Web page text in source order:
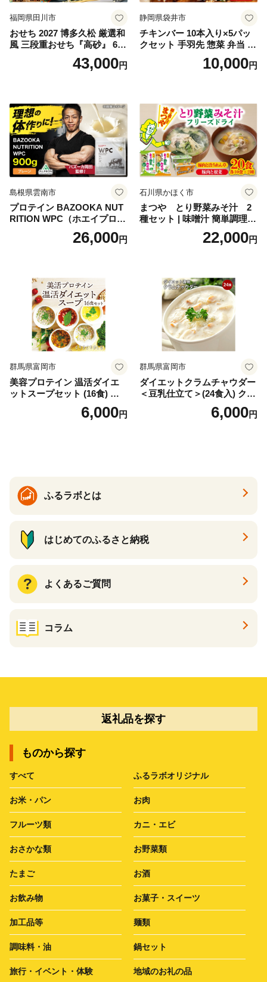
福岡県田川市
おせち 2027 博多久松 厳選和
風 三段重おせち『高砂』 6.5
寸 3段重 2～3人前 おせち料
理 重箱 お正月 冷凍おせち 縁
ち 本格おせち おせち予約 年
末 年始 お取り寄せ 新春 贅沢
おせち こだわりおせち 惣菜
老舗おせち ふるさと納税お
せち 御節 お節料理 正月 調理
不要 おせち料理2027
43,000円
静岡県袋井市
チキンバー 10本入り×5パッ
クセット 手羽先 惣菜 弁当 お
かず お酒 おつまみ ギフト キ
ャンプ アウトドア キャンプ
10,000円
島根県雲南市
プロテイン BAZOOKA NUT
RITION WPC（ホエイプロテ
イン）＜プレーン＞ 900g｜
バズーカ岡田監修・植物由来
ロン [AIEN005]
26,000円
石川県かほく市
まつや とり野菜みそ汁 2
種セット | 味噌汁 簡単調理
お味噌 おみそ みそ とり野菜
時短料理 時短ごはん ご当地
22,000円
群馬県富岡市
美容プロテイン 温活ダイエ
ットスープセット (16食) 小
分け スープ 食べ比べ セット
詰合せ クラムチャウダー チ
6,000円
群馬県富岡市
ダイエットクラムチャウダー
＜豆乳仕立て＞(24食入) クラ
ムチャウダー 豆乳 ダイエッ
ト スープ プロテイン たんぱ
6,000円
ふるラボとは
はじめてのふるさと納税
よくあるご質問
コラム
返礼品を探す
ものから探す
すべて ふるラボオリジナル
お米・パン お肉
フルーツ類 カニ・エビ
おさかな類 お野菜類
たまご お酒
お飲み物 お菓子・スイーツ
加工品等 麺類
調味料・油 鍋セット
旅行・イベント・体験 地域のお礼の品